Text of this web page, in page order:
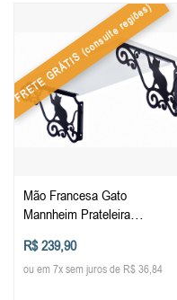
FRETE GRÁTIS
(consulte regiões)
Mão Francesa Gato
Mannheim Prateleira
Decorada
R$ 239,90
ou em 7x sem juros de R$ 36,84